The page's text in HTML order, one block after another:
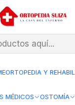
ORTOPEDIA Y
MÉDICOS OSTOMÍA
DÍA HÁBIL SIGUIENTE
HÁBILES
Insumos clinicos
— 50 pares —